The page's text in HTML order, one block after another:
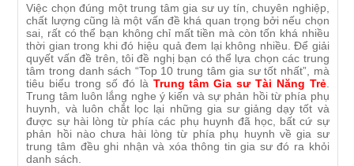
Việc chọn đúng một trung tâm gia sư uy tín, chuyên nghiệp,
chất lượng cũng là một vấn đề khá quan trọng bởi nếu chọn
sai, rất có thể bạn không chỉ mất tiền mà còn tốn khá nhiều
thời gian trong khi đó hiệu quả đem lại không nhiều. Để giải
quyết vấn đề trên, tôi đề nghị bạn có thể lựa chọn các trung
tâm trong danh sách “Top 10 trung tâm gia sư tốt nhất”, mà
tiêu biểu trong số đó là Trung tâm Gia sư Tài Năng Trẻ.
Trung tâm luôn lắng nghe ý kiến và sự phản hồi từ phía phụ
huynh, và luôn chắt lọc lại những gia sư giảng dạy tốt và
được sự hài lòng từ phía các phụ huynh đã học, bất cứ sự
phản hồi nào chưa hài lòng từ phía phụ huynh về gia sư
trung tâm đều ghi nhận và xóa thông tin gia sư đó ra khỏi
danh sách.